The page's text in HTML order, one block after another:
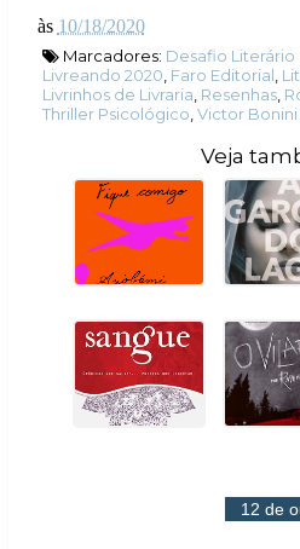
às 10/18/2020
Marcadores: Desafio Literário
Livreando 2020, Faro Editorial,
Livrinhos de Livraria, Resenhas,
Thriller Psicológico,Victor Bonini
Veja
12 de